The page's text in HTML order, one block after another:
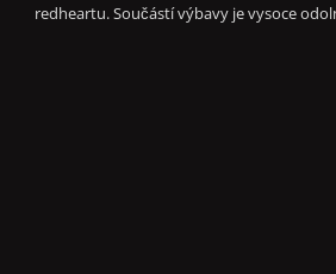
redheartu. Součástí výbavy je vysoce